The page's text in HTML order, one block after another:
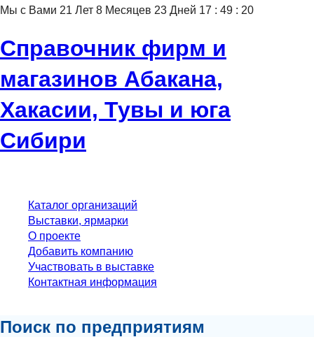
Мы с Вами 21 Лет 8 Месяцев 23 Дней 17 : 49 : 21
Справочник фирм и
магазинов Абакана,
Хакасии, Тувы и юга
Сибири
Каталог организаций
Выставки, ярмарки
О проекте
Добавить компанию
Участвовать в выставке
Контактная информация
Поиск по предприятиям